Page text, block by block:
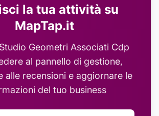
la tua attività su
MapTap.it
Studio Geometri Associati Cdp
al pannello di gestione,
alle recensioni e aggiornare le
del tuo business